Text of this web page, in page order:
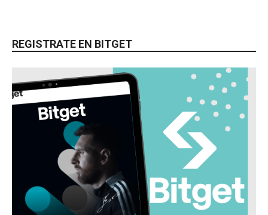
REGISTRATE EN BITGET